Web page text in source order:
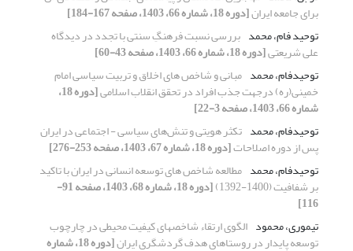
برای جامعه ایران[دوره 18، شماره 66، 1403، صفحه 167-184]
توحید فام، محمد بررسی نسبت فرهنگِ سنتی با تجدد در دیدگاه
علی شریعتی[دوره 18، شماره 66، 1403، صفحه 43-60]
توحیدفام، محمد مبانی و شاخص های اخلاق و تربیت سیاسی امام
خمینی(ره) درجهت جذب افراد در تحقق انقلاب اسلامی [دوره 18،
شماره 66، 1403، صفحه 3-22]
توحیدفام، محمد تکثر هویتی و تنش‌های سیاسی - اجتماعی در ایران
پس از دوره اصلاحات[دوره 18، شماره 67، 1403، صفحه 253-276]
توحیدفام، محمد مطالعه شاخص های توسعه انسانی در ایران با تاکید
بر شفافیت (1400-1392) [دوره 18، شماره 68، 1403، صفحه 91-
116]
تیموری، محمود الگوی ارتقاء شاخصهای کیفیت محیطی در چارچوب
توسعه پایدار در روستاهای هدف گردشگری ایران [دوره 18، شماره